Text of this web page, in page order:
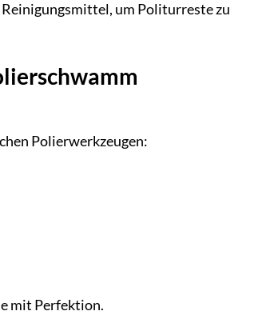
um Politurreste zu
Polierwerkzeugen:
mit Perfektion.